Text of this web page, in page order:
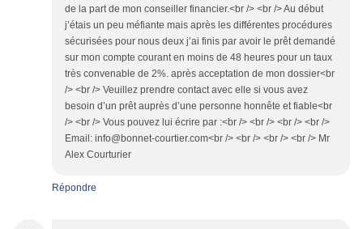
de la part de mon conseiller financier.<br /> <br /> Au début
j’étais un peu méfiante mais après les différentes procédures
sécurisées pour nous deux j’ai finis par avoir le prêt demandé
sur mon compte courant en moins de 48 heures pour un taux
très convenable de 2%. après acceptation de mon dossier<br
/> <br /> Veuillez prendre contact avec elle si vous avez
besoin d’un prêt auprès d’une personne honnête et fiable<br
/> <br /> Vous pouvez lui écrire par :<br /> <br /> <br /> <br />
Email: info@bonnet-courtier.com<br /> <br /> <br /> <br /> Mr
Alex Courturier
Répondre